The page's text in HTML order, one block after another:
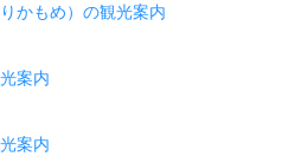
かもめ）の観光案内
案内
案内